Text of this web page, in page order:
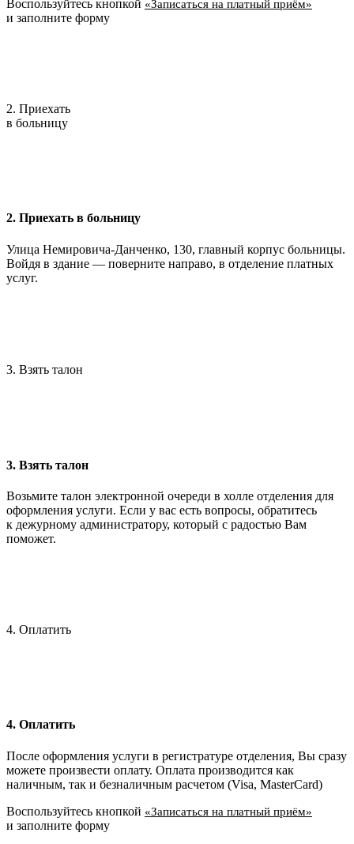
Воспользуйтесь кнопкой «Записаться на платный приём»
и заполните форму
2. Приехать
в больницу
2. Приехать в больницу
Улица Немировича-Данченко, 130, главный корпус больницы.
Войдя в здание — поверните направо, в отделение платных
услуг.
3. Взять талон
3. Взять талон
Возьмите талон электронной очереди в холле отделения для
оформления услуги. Если у вас есть вопросы, обратитесь
к дежурному администратору, который с радостью Вам
поможет.
4. Оплатить
4. Оплатить
После оформления услуги в регистратуре отделения, Вы сразу
можете произвести оплату. Оплата производится как
наличным, так и безналичным расчетом (Visa, MasterCard)
Воспользуйтесь кнопкой «Записаться на платный приём»
и заполните форму